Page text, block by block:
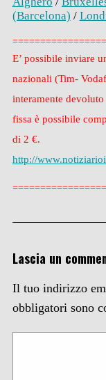
(Barcelona) /
E’ possibile inviare
nazionali (Tim-
interamente
fissa è possibile
di 2 €.
http://
Lascia un
Il tuo indirizzo
obbligatori sono